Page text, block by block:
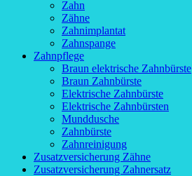
Zahn
Zähne
Zahnimplantat
Zahnspange
Zahnpflege
Braun elektrische Zahnbürste
Braun Zahnbürste
Elektrische Zahnbürste
Elektrische Zahnbürsten
Munddusche
Zahnbürste
Zahnreinigung
Zusatzversicherung Zähne
Zusatzversicherung Zahnersatz